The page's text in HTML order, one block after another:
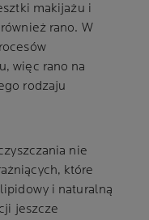
makijażu i
rano. W
więc rano na
rodzaju
nie
które
i naturalną
jeszcze